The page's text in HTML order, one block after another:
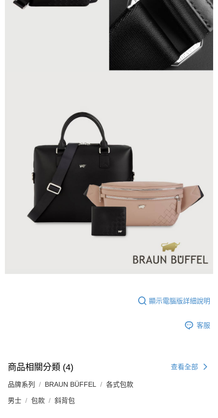
顯示電腦版詳細說明
客服
商品相關分類 (4) 查看全部
品牌系列 BRAUN BÜFFEL 各式包款
男士 包款 斜背包